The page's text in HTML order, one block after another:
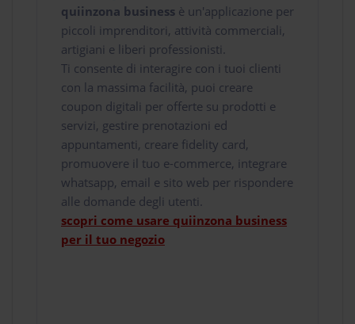
quiinzona business è un'applicazione per
piccoli imprenditori, attività commerciali,
artigiani e liberi professionisti.
Ti consente di interagire con i tuoi clienti
con la massima facilità, puoi creare
coupon digitali per offerte su prodotti e
servizi, gestire prenotazioni ed
appuntamenti, creare fidelity card,
promuovere il tuo e-commerce, integrare
whatsapp, email e sito web per rispondere
alle domande degli utenti.
scopri come usare quiinzona business
per il tuo negozio